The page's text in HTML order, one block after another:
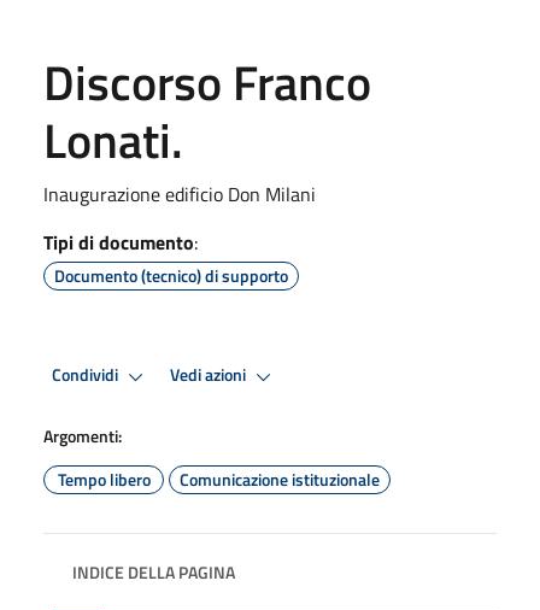
Discorso Franco
Lonati.
Inaugurazione edificio Don Milani
Tipi di documento:
Documento (tecnico) di supporto
Condividi Vedi azioni
Argomenti:
Tempo libero
Comunicazione istituzionale
INDICE DELLA PAGINA